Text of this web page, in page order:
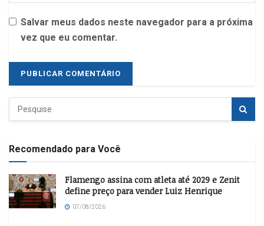
Salvar meus dados neste navegador para a próxima
vez que eu comentar.
Recomendado para Você
Flamengo assina com atleta até 2029 e Zenit
define preço para vender Luiz Henrique
07/08/2026